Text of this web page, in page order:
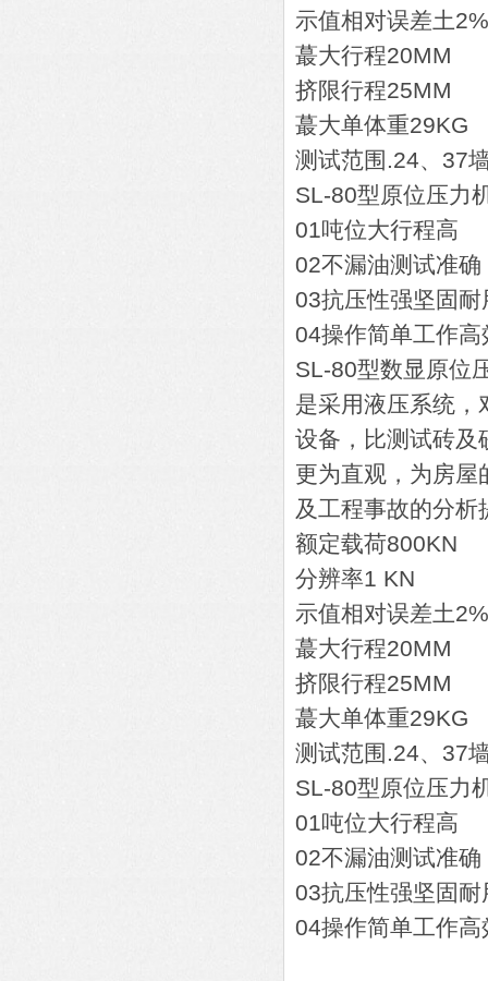
示值相对误差土2%
蕞大行程20MM
挤限行程25MM
蕞大单体重29KG
测试范围.24、37
SL-80型原位压力
01吨位大行程高
02不漏油测试准确
03抗压性强坚固耐
04操作简单工作高
​SL-80型数显原位
是采用液压系统，
设备，比测试砖及
更为直观，为房屋
及工程事故的分析
额定载荷800KN
分辨率1 KN
示值相对误差土2%
蕞大行程20MM
挤限行程25MM
蕞大单体重29KG
测试范围.24、37
SL-80型原位压力
01吨位大行程高
02不漏油测试准确
03抗压性强坚固耐
04操作简单工作高